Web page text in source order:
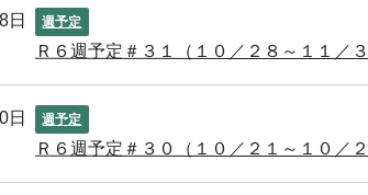
日 週予定
Ｒ６週予定＃３１（１０／２８～１１／３
日 週予定
Ｒ６週予定＃３０（１０／２１～１０／２